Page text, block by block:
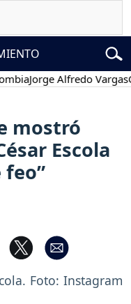
Jorge Alfredo Vargas
mostró
Escola